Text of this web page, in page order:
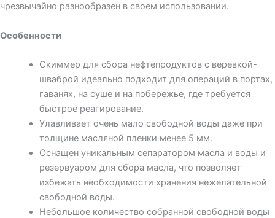
чрезвычайно разнообразен в своем использовании.
Особенности
Скиммер для сбора нефтепродуктов с веревкой-
шваброй идеально подходит для операций в портах,
гаванях, на суше и на побережье, где требуется
быстрое реагирование.
Улавливает очень мало свободной воды даже при
толщине масляной пленки менее 5 мм.
Оснащен уникальным сепаратором масла и воды и
резервуаром для сбора масла, что позволяет
избежать необходимости хранения нежелательной
свободной воды.
Небольшое количество собранной свободной воды